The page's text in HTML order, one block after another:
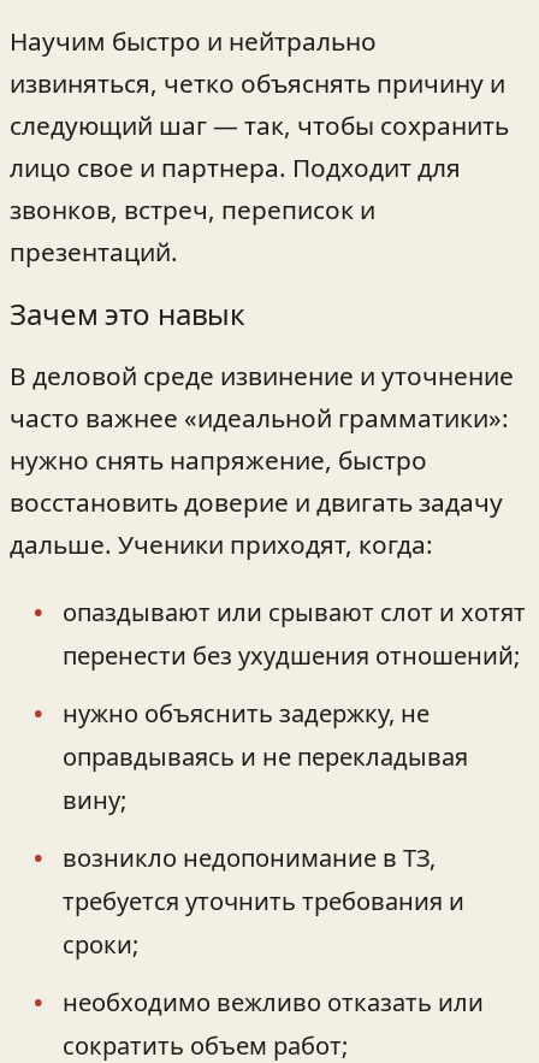
Научим быстро и нейтрально
извиняться, четко объяснять причину и
следующий шаг — так, чтобы сохранить
лицо свое и партнера. Подходит для
звонков, встреч, переписок и
презентаций.
Зачем это навык
В деловой среде извинение и уточнение
часто важнее «идеальной грамматики»:
нужно снять напряжение, быстро
восстановить доверие и двигать задачу
дальше. Ученики приходят, когда:
опаздывают или срывают слот и хотят
перенести без ухудшения отношений;
нужно объяснить задержку, не
оправдываясь и не перекладывая
вину;
возникло недопонимание в ТЗ,
требуется уточнить требования и
сроки;
необходимо вежливо отказать или
сократить объем работ;